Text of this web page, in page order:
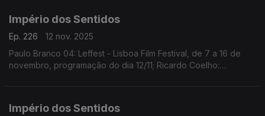
Império dos Sentidos
Ep. 226
12 nov. 2025
Paulo Branco 04: Leffest - Lisboa Film Festival, de 7 a 16 de
novembro, programação do dia 12/11; Ricardo Coelho:
Império dos Sentidos